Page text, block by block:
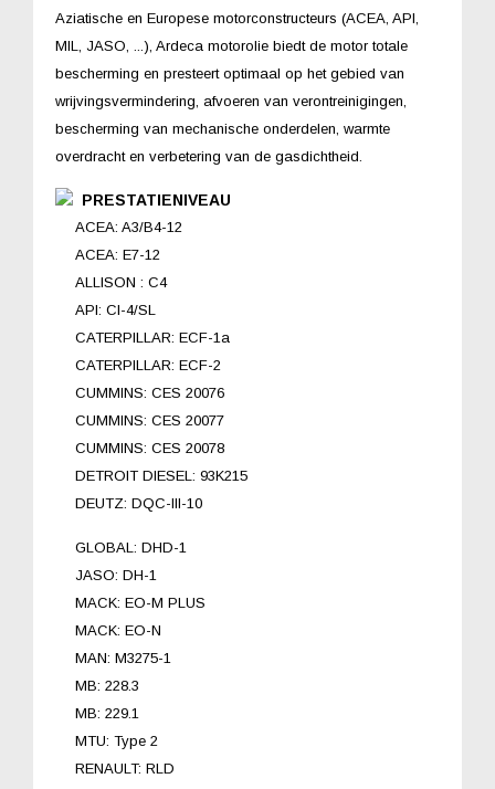
Aziatische en Europese motorconstructeurs (ACEA, API,
MIL, JASO, ...), Ardeca motorolie biedt de motor totale
bescherming en presteert optimaal op het gebied van
wrijvingsvermindering, afvoeren van verontreinigingen,
bescherming van mechanische onderdelen, warmte
overdracht en verbetering van de gasdichtheid.
PRESTATIENIVEAU
ACEA: A3/B4-12
ACEA: E7-12
ALLISON : C4
API: CI-4/SL
CATERPILLAR: ECF-1a
CATERPILLAR: ECF-2
CUMMINS: CES 20076
CUMMINS: CES 20077
CUMMINS: CES 20078
DETROIT DIESEL: 93K215
DEUTZ: DQC-III-10
GLOBAL: DHD-1
JASO: DH-1
MACK: EO-M PLUS
MACK: EO-N
MAN: M3275-1
MB: 228.3
MB: 229.1
MTU: Type 2
RENAULT: RLD